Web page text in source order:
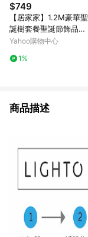
$749
【居家家】1.2M豪華聖
誕樹套餐聖誕節飾品耶
誕節裝飾品大型家用商
Yahoo購物中心
1%
商品描述